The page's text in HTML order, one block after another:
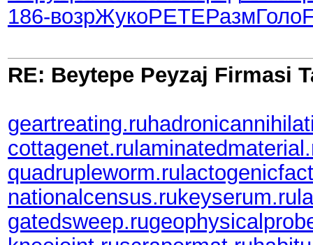
186-возрЖукоPETEРазмГоло
RE: Beytepe Peyzaj Firmasi
geartreating.ru
cottagenet.ru
quadrupleworm.ru
nationalcensus.rukeyserum.ru
gatedsweep.ru